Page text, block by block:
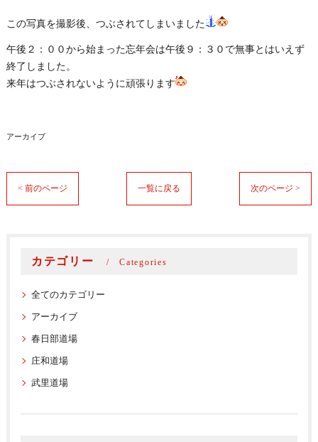
この写真を撮影後、つぶされてしまいました
午後２：００から始まった忘年会は午後９：３０で無事とはいえず
終了しました。
来年はつぶされないように頑張ります
アーカイブ
< 前のページ 一覧に戻る 次のページ >
カテゴリー Categories
全てのカテゴリー
アーカイブ
春日部道場
庄和道場
武里道場